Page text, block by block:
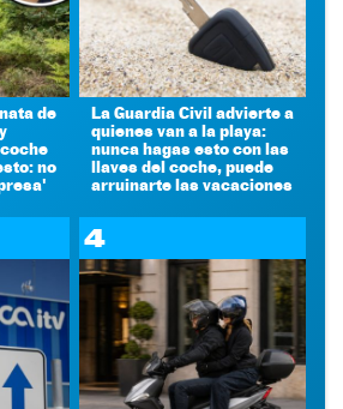
de
no
La Guardia Civil advierte a
quienes van a la playa:
nunca hagas esto con las
llaves del coche, puede
arruinarte las vacaciones
4